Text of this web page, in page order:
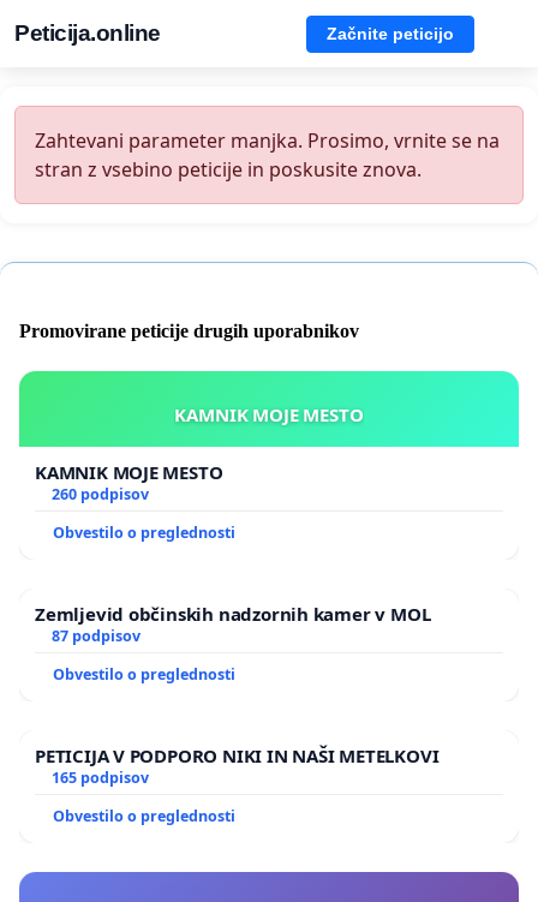
Peticija.online Začnite peticijo
Zahtevani parameter manjka. Prosimo, vrnite se na
stran z vsebino peticije in poskusite znova.
Promovirane peticije drugih uporabnikov
KAMNIK MOJE MESTO
KAMNIK MOJE MESTO
260 podpisov
Obvestilo o preglednosti
Zemljevid občinskih nadzornih kamer v MOL
87 podpisov
Obvestilo o preglednosti
PETICIJA V PODPORO NIKI IN NAŠI METELKOVI
165 podpisov
Obvestilo o preglednosti